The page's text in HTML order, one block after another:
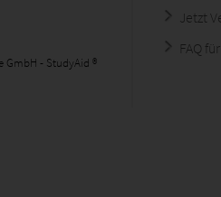
GmbH - StudyAid ®
Jetzt
FAQ